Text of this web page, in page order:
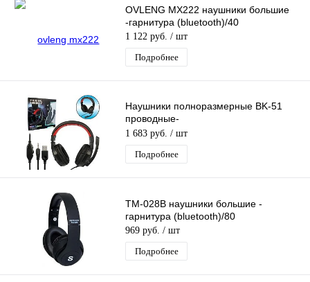
OVLENG MX222 наушники большие
-гарнитура (bluetooth)/40
1 122 руб. / шт
Подробнее
Наушники полноразмерные BK-51
проводные-
гарнитура(микрофон,кабель
2.1м,штекер AUX,USB) черно-красные
1 683 руб. / шт
Подробнее
TM-028В наушники большие -
гарнитура (bluetooth)/80
969 руб. / шт
Подробнее